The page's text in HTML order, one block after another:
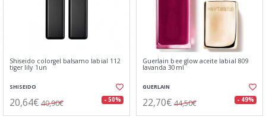
Shiseido colorgel balsamo labial 112
tiger lily 1un
SHISEIDO
20,64€ 40,90€ - 50%
Guerlain bee glow aceite labial 809
lavanda 30ml
GUERLAIN
22,70€ 44,50€ - 49%